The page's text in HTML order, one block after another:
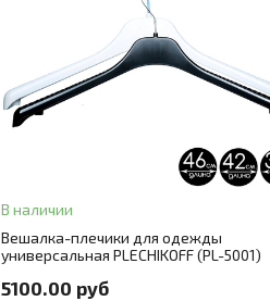
В наличии
Вешалка-плечики для одежды
универсальная PLECHIKOFF (PL-5001)
5100.00 руб
В корзину
ЗАКАЗ В ОДИН КЛИК
Длина
+
Цвет металла крючок серебро
Количество в упаковке 150 шт./цена